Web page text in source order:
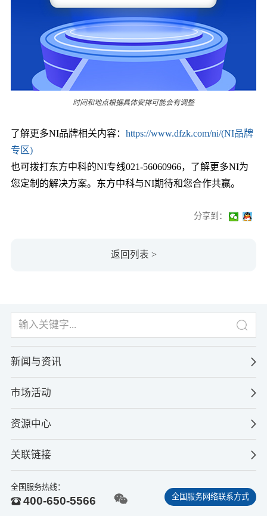
时间和地点根据具体安排可能会有调整
了解更多NI品牌相关内容： https://www.dfzk.com/ni/(NI品牌
专区)
也可拨打东方中科的NI专线021-56060966，了解更多NI为
您定制的解决方案。东方中科与NI期待和您合作共赢。
分享到：
返回列表 >
新闻与资讯
市场活动
资源中心
关联链接
全国服务热线：
400-650-5566 全国服务网络联系方式